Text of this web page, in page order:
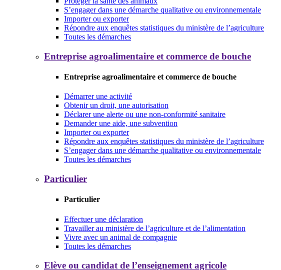
S’engager dans une démarche qualitative ou environnementale
Importer ou exporter
Répondre aux enquêtes statistiques du ministère de l’agriculture
Toutes les démarches
Entreprise agroalimentaire et commerce de bouche
Entreprise agroalimentaire et commerce de bouche
Démarrer une activité
Obtenir un droit, une autorisation
Déclarer une alerte ou une non-conformité sanitaire
Demander une aide, une subvention
Importer ou exporter
Répondre aux enquêtes statistiques du ministère de l’agriculture
S’engager dans une démarche qualitative ou environnementale
Toutes les démarches
Particulier
Particulier
Effectuer une déclaration
Travailler au ministère de l’agriculture et de l’alimentation
Vivre avec un animal de compagnie
Toutes les démarches
Elève ou candidat de l’enseignement agricole